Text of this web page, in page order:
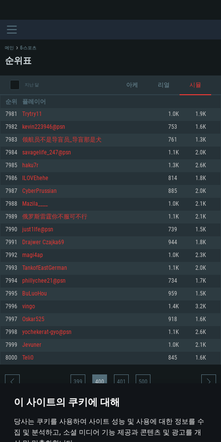
이 사이트의 쿠키에 대해
당사는 쿠키를 사용하여 사이트 성능 및 사용에 대한 정보를 수
집 및 분석하고, 소셜 미디어 기능 제공과 콘텐츠 및 광고를 개
시스템 요구사항
최소사양
운영체제: Windows 10 (64 bit)
프로세서: 2.2 GHz 듀얼코어 이상
메모리: 4GB
그래픽 카드: DirectX 11 이상을 지원하는 AMD Radeon 77XX / NVIDIA
GeForce GT 660. 최소 사양 해상도: 720p
네트워크: 브로드밴드 인터넷
여유 저장 공간: 22.1 GB (최소 클라이언트)
권장 사양
570 혹은 그 이상
여유 저장 공간: 62.2 GB (전체 클라이언트)
최소사양
운영체제: Mac OS Big Sur 11.0
프로세서: 최소 2.2 GHz의 Core i5 (Intel Xeon 은 지원하지 않습니다)
메모리: 6 GB
그래픽 카드: Metal 을 지원하는 Intel Iris Pro 5200 (Mac), 혹은 이와 비슷한 성
능을 가지는 Mac 버전의 AMD/Nvidia. 최소 해상도: 720p
네트워크: 브로드밴드 인터넷
여유 저장 공간: 22.1 GB (최소 클라이언트)
권장 사양
네트워크: 브로드밴드 인터넷
여유 저장 공간: 62.2 GB (전체 클라이언트)
최소사양
운영체제: 64bit Linux 중 최신 버전
프로세서: 2.4 GHz 듀얼코어
메모리: 4 GB
그래픽 카드: Vulkan 을 지원하고, 최신 그래픽 드라이버를 지원하는 NVIDIA
660 (6개월 미만) 혹은 그와 동급의 성능을 가지며 최신 그래픽 드라이버를 지
원하는 AMD (6개월 미만; 최소사양 지원 해상도 720p)
네트워크: 브로드밴드 인터넷
여유 저장 공간: 22.1 GB (최소 클라이언트)
권장 사양
운영체제: Ubuntu 20.04 64bit
프로세서: Intel Core i7
메모리: 16 GB
그래픽 카드: Vulkan 을 지원하고, 최신 그래픽 드라이버를 지원하는 NVIDIA
1060 (6개월 미만) 혹은 그와 동급의 성능을 가지며 최신 그래픽 드라이버를
지원하는 AMD RX 570 (6개월 미만; 최소사양 지원 해상도 720p) 이상
여유 저장 공간: 62.2 GB (전체 클라이언트)
메인 E-스포츠
순위표
지난 달 아케 리얼 시뮬
순위 플레이어
7981 Trytry11 1.0K 1.9K
7982 kevin223946@psn 753 1.6K
7983 领航员不是导盲员_导盲那是犬 761 1.3K
7984 savagelife_247@psn 1.1K 2.0K
7985 haku7r 1.3K 2.6K
7986 ILOVEhehe 814 1.8K
7987 CyberPrussian 885 2.0K
7988 Mazila____ 1.0K 2.1K
7989 俄罗斯雷霆你不服可不行 1.1K 2.1K
7990 just1lfe@psn 739 1.5K
7991 Drajwer Czajka69 944 1.8K
7992 magi4ap 1.0K 2.3K
7993 TankofEastGerman 1.1K 2.0K
7994 phillychee21@psn 734 1.7K
7995 BuLuoHou 959 1.5K
7996 vingo 1.4K 3.2K
7997 Oskar525 918 1.6K
7998 yochekerat-gyo@psn 1.1K 2.6K
7999 Jevuner 1.0K 2.1K
8000 Teli0 845 1.6K
* 순위표는 매일 1회 갱신됩니다
399 400 401 500